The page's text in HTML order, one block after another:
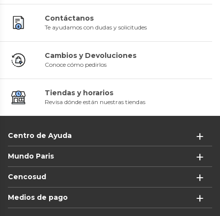
Contáctanos
Te ayudamos con dudas y solicitudes
Cambios y Devoluciones
Conoce cómo pedirlos
Tiendas y horarios
Revisa dónde están nuestras tiendas
Centro de Ayuda
Mundo Paris
Cencosud
Medios de pago